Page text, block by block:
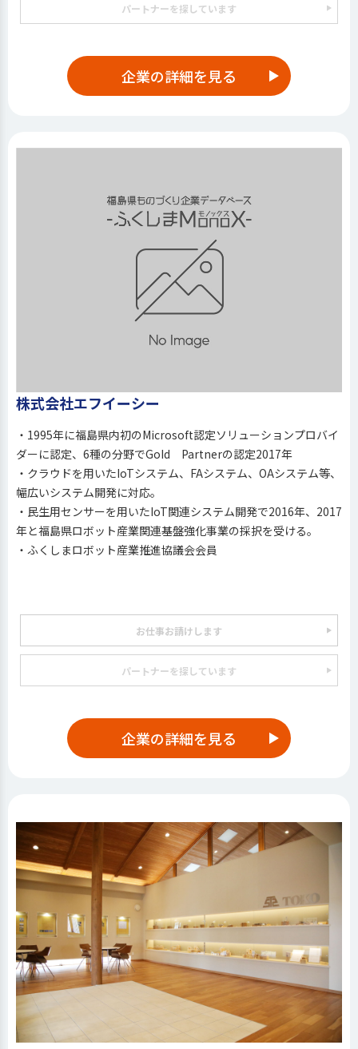
パートナーを探しています
企業の詳細を見る
株式会社エフイーシー
・1995年に福島県内初のMicrosoft認定ソリューションプロバイ
ダーに認定、6種の分野でGoId Partnerの認定2017年
・クラウドを用いたIoTシステム、FAシステム、OAシステム等、
幅広いシステム開発に対応。
・民生用センサーを用いたIoT関連システム開発で2016年、2017
年と福島県ロボット産業関連基盤強化事業の採択を受ける。
・ふくしまロボット産業推進協議会会員
お仕事お請けします
パートナーを探しています
企業の詳細を見る